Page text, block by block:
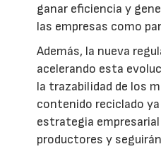
ganar eficiencia y
las empresas como
Además, la nueva
acelerando esta
la trazabilidad de los
contenido reciclado
estrategia
productores y